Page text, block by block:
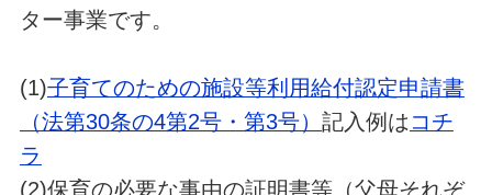
ター事業です。
(1)子育てのための施設等利用給付認定申請書
（法第30条の4第2号・第3号） 記入例は コチ
ラ
(2)保育の必要な事由の証明書等（父母それぞ